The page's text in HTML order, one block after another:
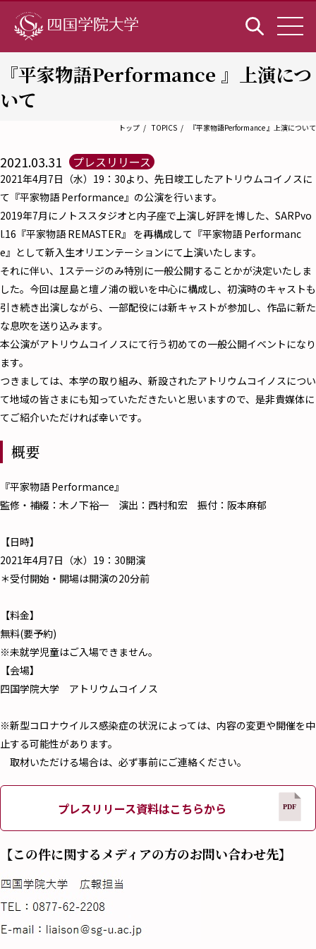
『平家物語Performance 』上演につ
いて
トップ TOPICS 『平家物語Performance 』上演について
2021.03.31 プレスリリース
2021年4月7日（水）19：30より、先日竣工したアトリウムコイノスに
て『平家物語 Performance』の公演を行います。
2019年7月にノトススタジオと内子座で上演し好評を博した、SARPvo
l.16『平家物語 REMASTER』 を再構成して『平家物語 Performanc
e』として新入生オリエンテーションにて上演いたします。
それに伴い、1ステージのみ特別に一般公開することかが決定いたしま
した。今回は屋島と壇ノ浦の戦いを中心に構成し、初演時のキャストも
引き続き出演しながら、一部配役には新キャストが参加し、作品に新た
な息吹を送り込みます。
本公演がアトリウムコイノスにて行う初めての一般公開イベントになり
ます。
つきましては、本学の取り組み、新設されたアトリウムコイノスについ
て地域の皆さまにも知っていただきたいと思いますので、是非貴媒体に
てご紹介いただければ幸いです。
概要
『平家物語 Performance』
監修・補綴：木ノ下裕一 演出：西村和宏 振付：阪本麻郁
【日時】
2021年4月7日（水）19：30開演
＊受付開始・開場は開演の20分前
【料金】
無料(要予約)
※未就学児童はご入場できません。
【会場】
四国学院大学 アトリウムコイノス
※新型コロナウイルス感染症の状況によっては、内容の変更や開催を中
止する可能性があります。
取材いただける場合は、必ず事前にご連絡ください。
プレスリリース資料はこちらから
【この件に関するメディアの方のお問い合わせ先】